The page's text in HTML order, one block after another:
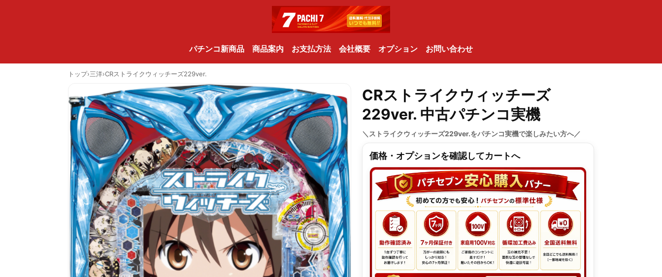
パチンコ新商品 商品案内 お支払方法 会社概要 オプション お問い合わせ
トップ›三洋›CRストライクウィッチーズ229ver.
CRストライクウィッチーズ
229ver. 中古パチンコ実機
＼ストライクウィッチーズ229ver.をパチンコ実機で楽しみたい方へ／
価格・オプションを確認してカートへ